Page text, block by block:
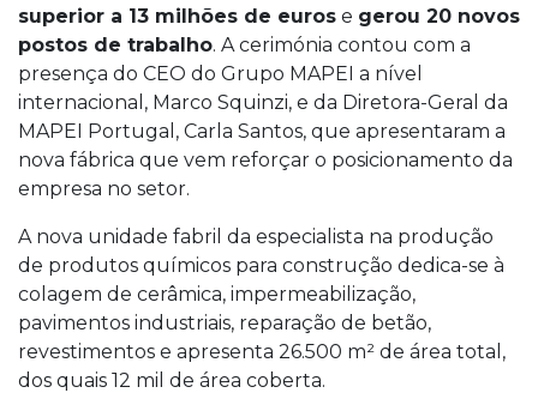
superior a 13 milhões de euros e gerou 20 novos
postos de trabalho. A cerimónia contou com a
presença do CEO do Grupo MAPEI a nível
internacional, Marco Squinzi, e da Diretora-Geral da
MAPEI Portugal, Carla Santos, que apresentaram a
nova fábrica que vem reforçar o posicionamento da
empresa no setor.
A nova unidade fabril da especialista na produção
de produtos químicos para construção dedica-se à
colagem de cerâmica, impermeabilização,
pavimentos industriais, reparação de betão,
revestimentos e apresenta 26.500 m² de área total,
dos quais 12 mil de área coberta.